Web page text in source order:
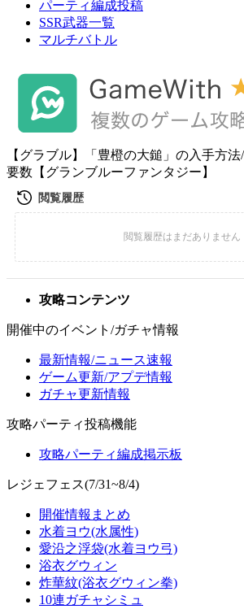
パーティ編成投稿
SSR武器一覧
マルチバトル
【グラブル】「豊橙の大鎚」の入手方
要数【グランブルーファンタジー】
攻略コンテンツ
開催中のイベント/ガチャ情報
最新情報/ニュース速報
ゲーム更新/アプデ情報
ガチャ更新情報
攻略パーティ投稿機能
攻略パーティ編成掲示板
レジェフェス(7/31~8/4)
開催情報まとめ
水着ヨウ(水属性)
愛沿之浮袋(水着ヨウ弓)
浴衣グウィン
炸華紋(浴衣グウィン拳)
10連ガチャシミュ